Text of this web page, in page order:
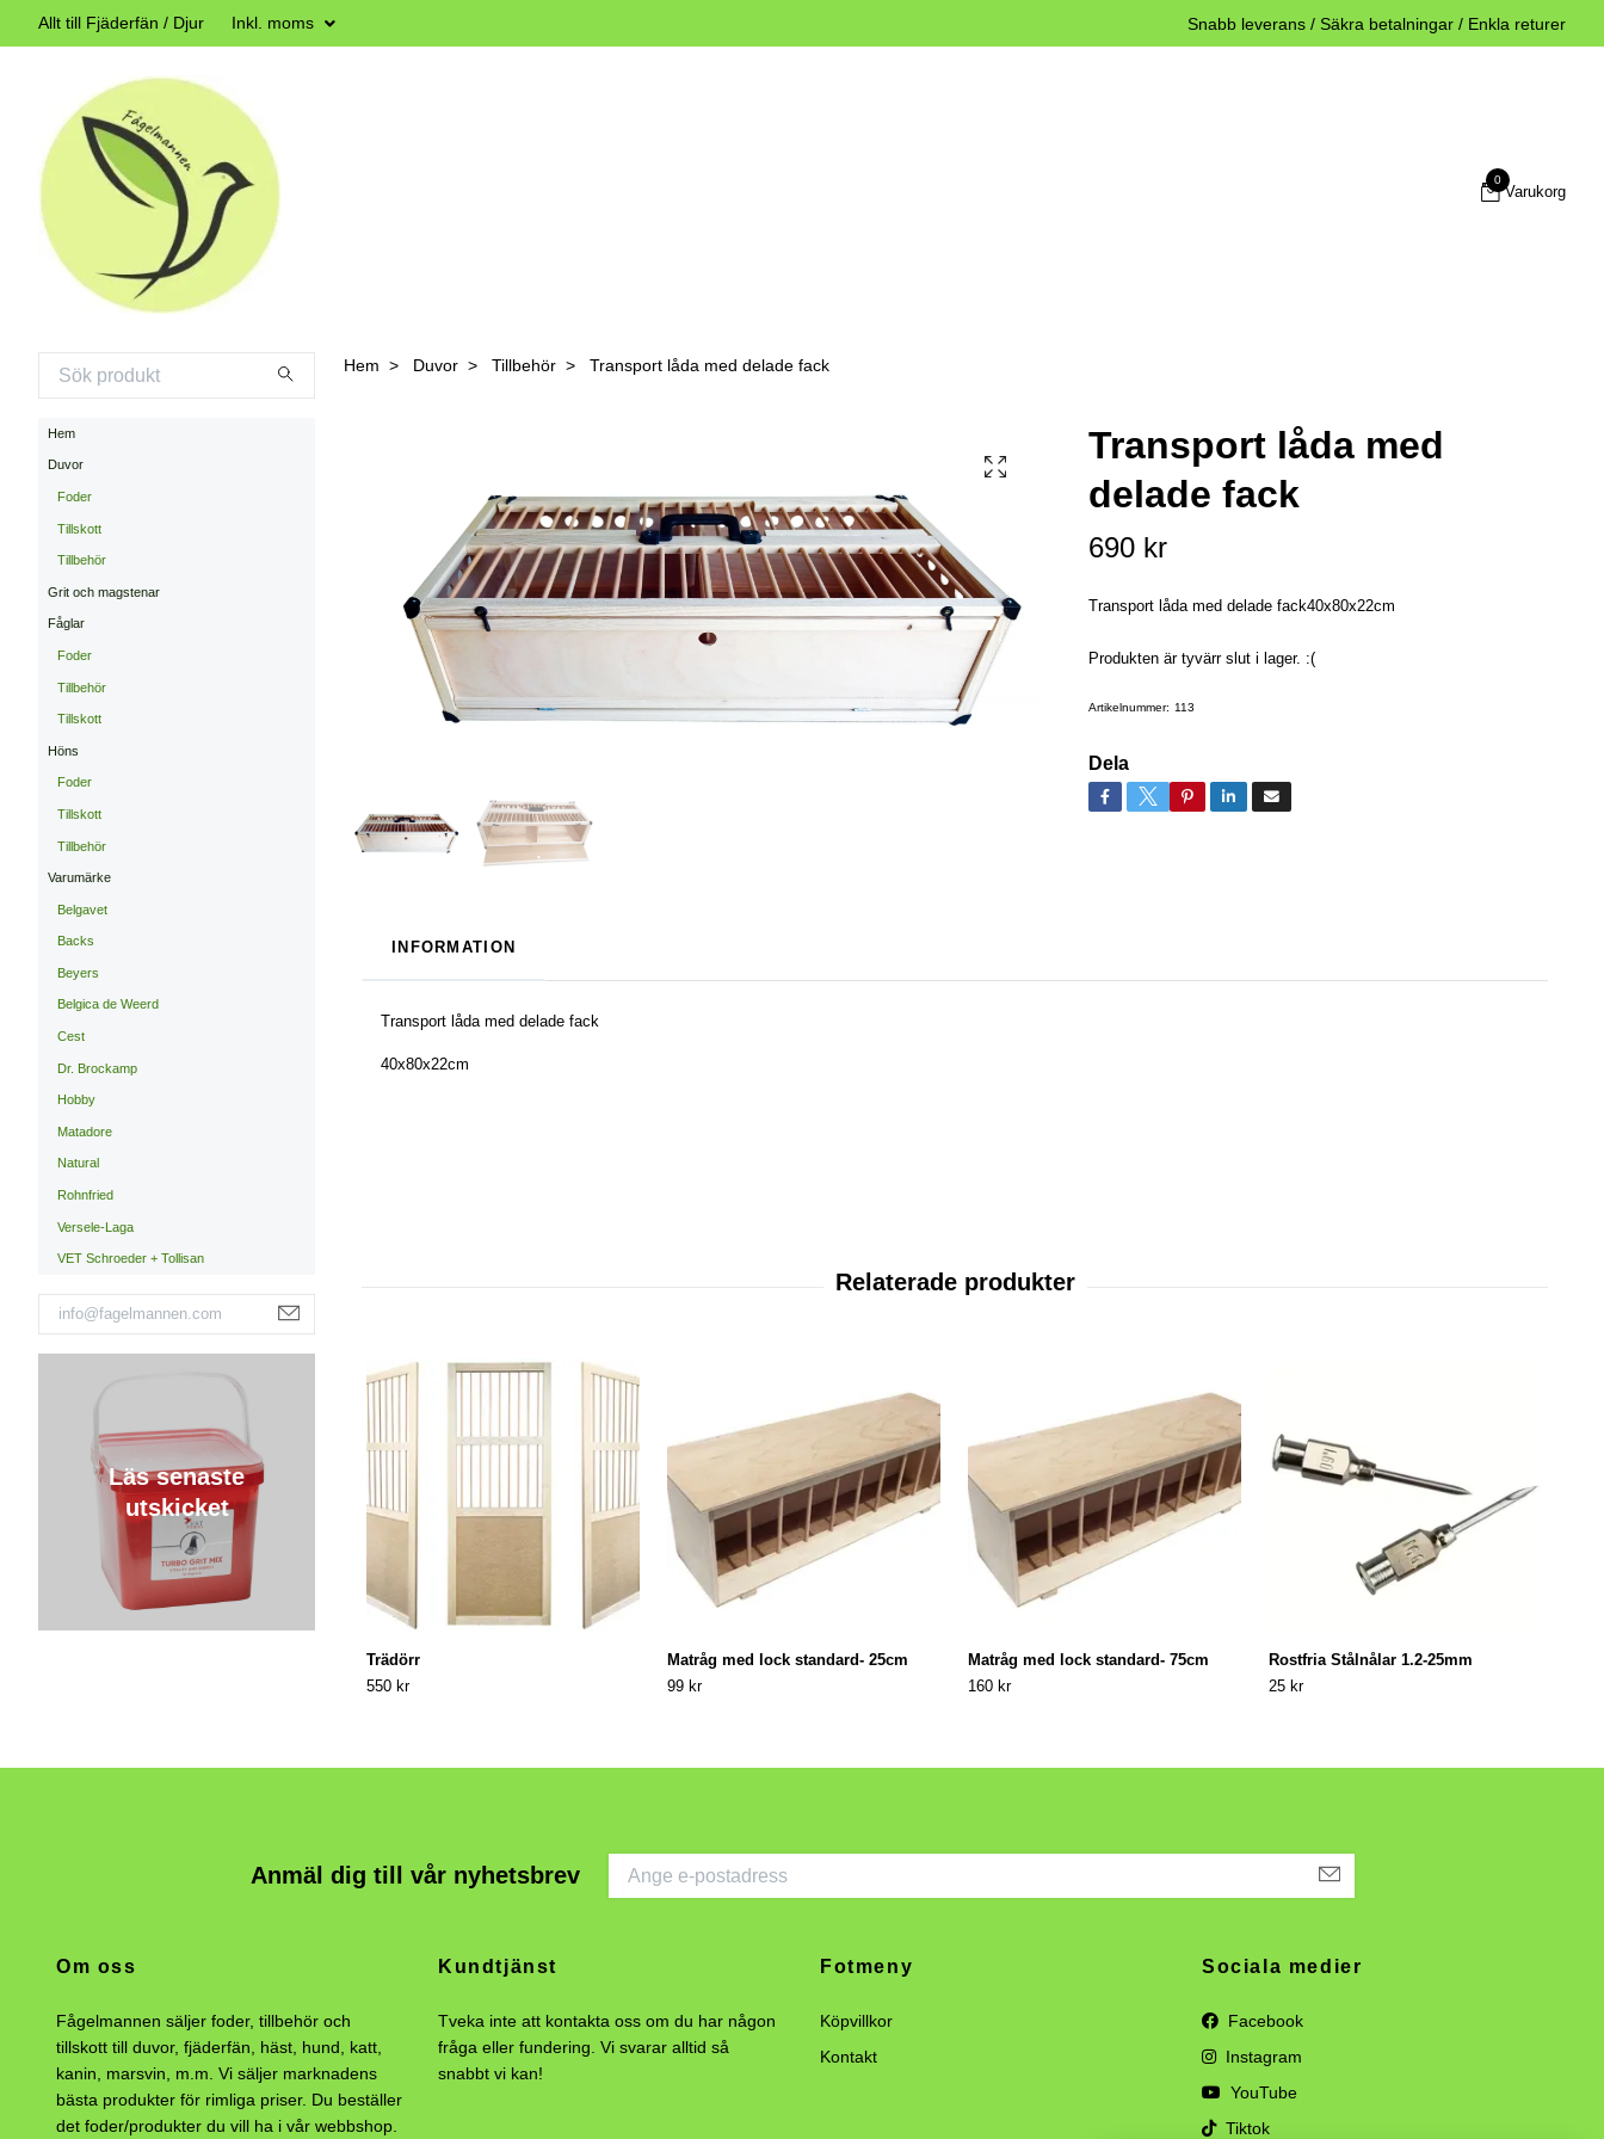
Allt till Fjäderfän / Djur Inkl. moms Snabb leverans / Säkra betalningar / Enkla returer
0
Varukorg
Hem
Duvor
Foder
Tillskott
Tillbehör
Grit och magstenar
Fåglar
Foder
Tillbehör
Tillskott
Höns
Foder
Tillskott
Tillbehör
Varumärke
Belgavet
Backs
Beyers
Belgica de Weerd
Cest
Dr. Brockamp
Hobby
Matadore
Natural
Rohnfried
Versele-Laga
VET Schroeder + Tollisan
Läs senaste
utskicket
Hem Duvor Tillbehör Transport låda med delade fack
Transport låda med
delade fack
690 kr
Transport låda med delade fack40x80x22cm
Produkten är tyvärr slut i lager. :(
Artikelnummer: 113
Dela
INFORMATION
Transport låda med delade fack
40x80x22cm
Trädörr
550 kr
Matråg med lock standard- 25cm
99 kr
Matråg med lock standard- 75cm
160 kr
Rostfria Stålnålar 1.2-25mm
25 kr
Anmäl dig till vår nyhetsbrev
Om oss
Fågelmannen säljer foder, tillbehör och
tillskott till duvor, fjäderfän, häst, hund, katt,
kanin, marsvin, m.m. Vi säljer marknadens
bästa produkter för rimliga priser. Du beställer
det foder/produkter du vill ha i vår webbshop.
Kundtjänst
Tveka inte att kontakta oss om du har någon
fråga eller fundering. Vi svarar alltid så
snabbt vi kan!
Fotmeny
Köpvillkor
Kontakt
Sociala medier
Facebook
Instagram
YouTube
Tiktok